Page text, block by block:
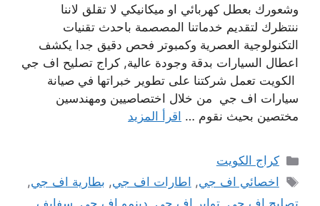
وشعورك بعطل كهربائي او ميكانيكي لا تقلق لاننا
ننتظرك لتقديم خدماتنا المصصمة باحدث تقنيات
التكنولوجية العصرية وكمبوتر فحص دقيق جدا يكشف
اعطال السيارات بدقة وجودة عالية, كراج تصليح اف جي
الكويت تعمل شركتنا على تطوير خبراتها في صيانة
سيارات اف جي من خلال اختصاصيين ومهندسين
مختصين بحيث نقوم … اقرأ المزيد
التصنيفات
كراج الكويت
الوسوم
اخصائي اف جي, اطارات اف جي, بطارية اف جي,